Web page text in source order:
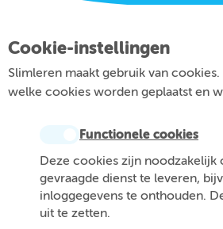
Cookie-instellingen
Slimleren maakt gebruik van
welke cookies worden geplaatst en
Functionele cookies
Deze cookies zijn noodzakelijk
gevraagde dienst te leveren,
inloggegevens te onthouden.
uit te zetten.